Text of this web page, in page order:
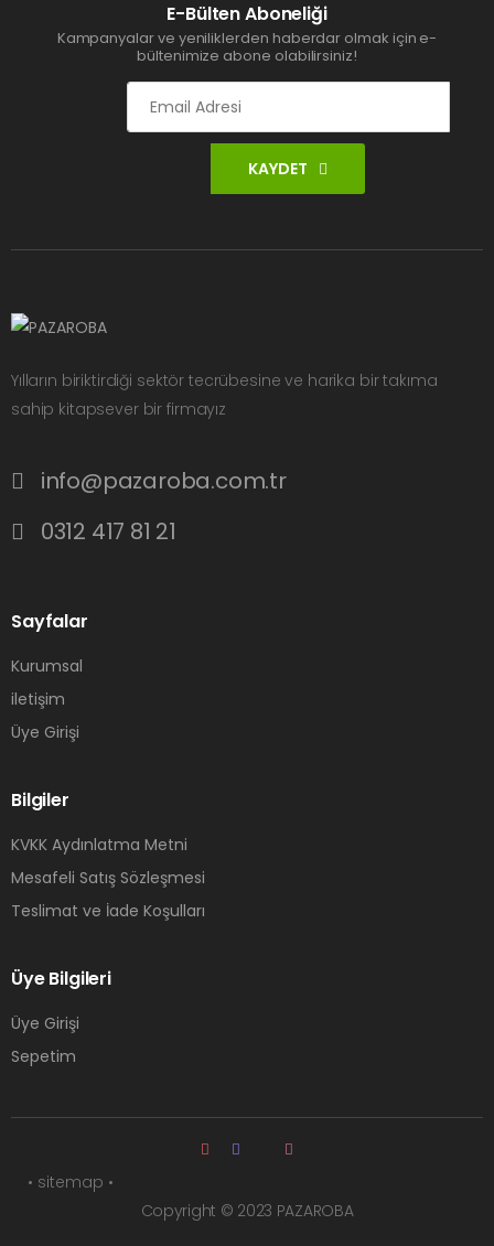
E-Bülten Aboneliği
Kampanyalar ve yeniliklerden haberdar olmak için e-
bültenimize abone olabilirsiniz!
KAYDET
Yılların biriktirdiği sektör tecrübesine ve harika bir takıma
sahip kitapsever bir firmayız
info@pazaroba.com.tr
0312 417 81 21
Sayfalar
Kurumsal
iletişim
Üye Girişi
Bilgiler
KVKK Aydınlatma Metni
Mesafeli Satış Sözleşmesi
Teslimat ve İade Koşulları
Üye Bilgileri
Üye Girişi
Sepetim
Copyright © 2023 PAZAROBA
• sitemap •